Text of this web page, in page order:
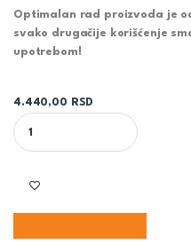
Optimalan rad proizvoda je
svako drugačije korišćenje
upotrebom!
4.440,00
RSD
TAMNO SIVI LED